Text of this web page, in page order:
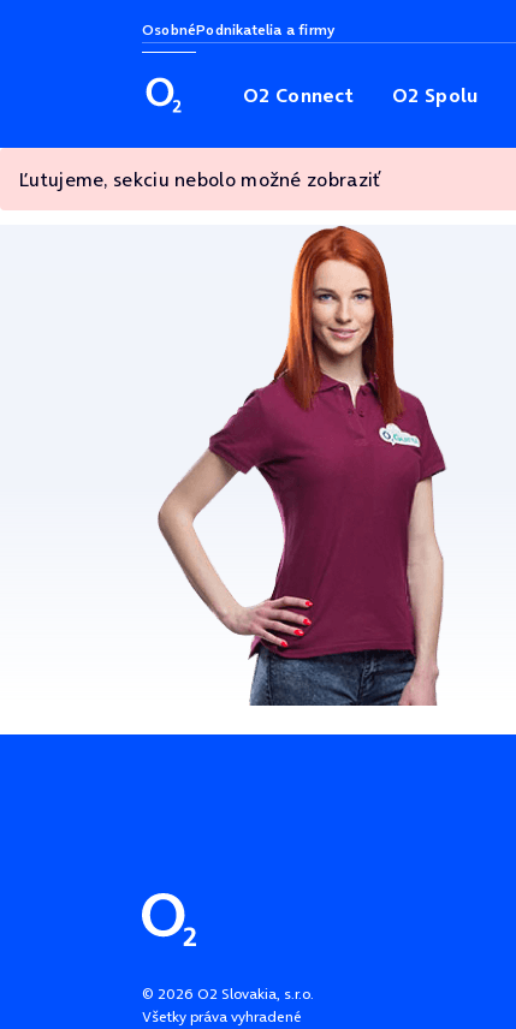
OsobnéPodnikatelia a firmy
O2 Connect O2 Spolu
Ľutujeme, sekciu nebolo možné zobraziť
Pätička stránky
© 2026 O2 Slovakia, s.r.o.
Všetky práva vyhradené